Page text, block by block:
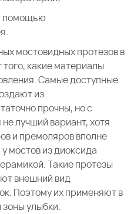
помощью
мостовидных протезов в
какие материалы
Самые доступные
из
прочны, но с
лучший вариант, хотя
и премоляров вполне
мостов из диоксида
Такие протезы
внешний вид
Поэтому их применяют в
улыбки.